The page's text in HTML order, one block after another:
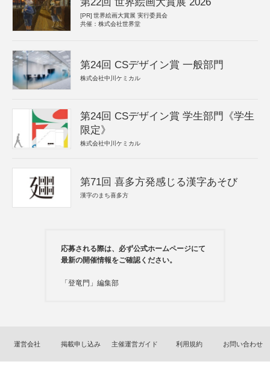
[PR] 世界絵画大賞展 実行委員会
共催：株式会社世界堂
第24回 CSデザイン賞 一般部門
株式会社中川ケミカル
第24回 CSデザイン賞 学生部門《学生
限定》
株式会社中川ケミカル
第71回 喜多方発感じる漢字あそび
漢字のまち喜多方
応募される際は、必ず公式ホームページにて
最新の開催情報をご確認ください。
「登竜門」編集部
運営会社 掲載申し込み 主催運営ガイド 利用規約 お問い合わせ